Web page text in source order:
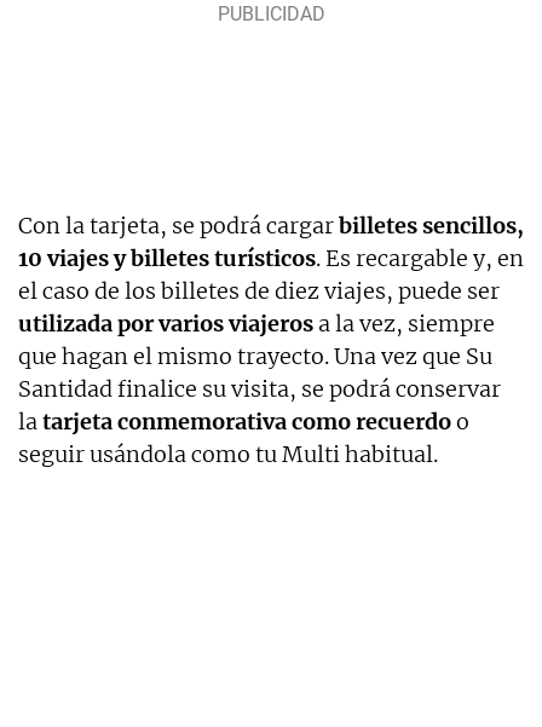
Con la tarjeta, se podrá cargarbilletes sencillos,
10 viajes y billetes turísticos. Es recargable y, en
el caso de los billetes de diez viajes, puede ser
utilizada por varios viajeros a la vez, siempre
que hagan el mismo trayecto. Una vez que Su
Santidad finalice su visita, se podrá conservar
latarjeta conmemorativa como recuerdoo
seguir usándola como tu Multi habitual.